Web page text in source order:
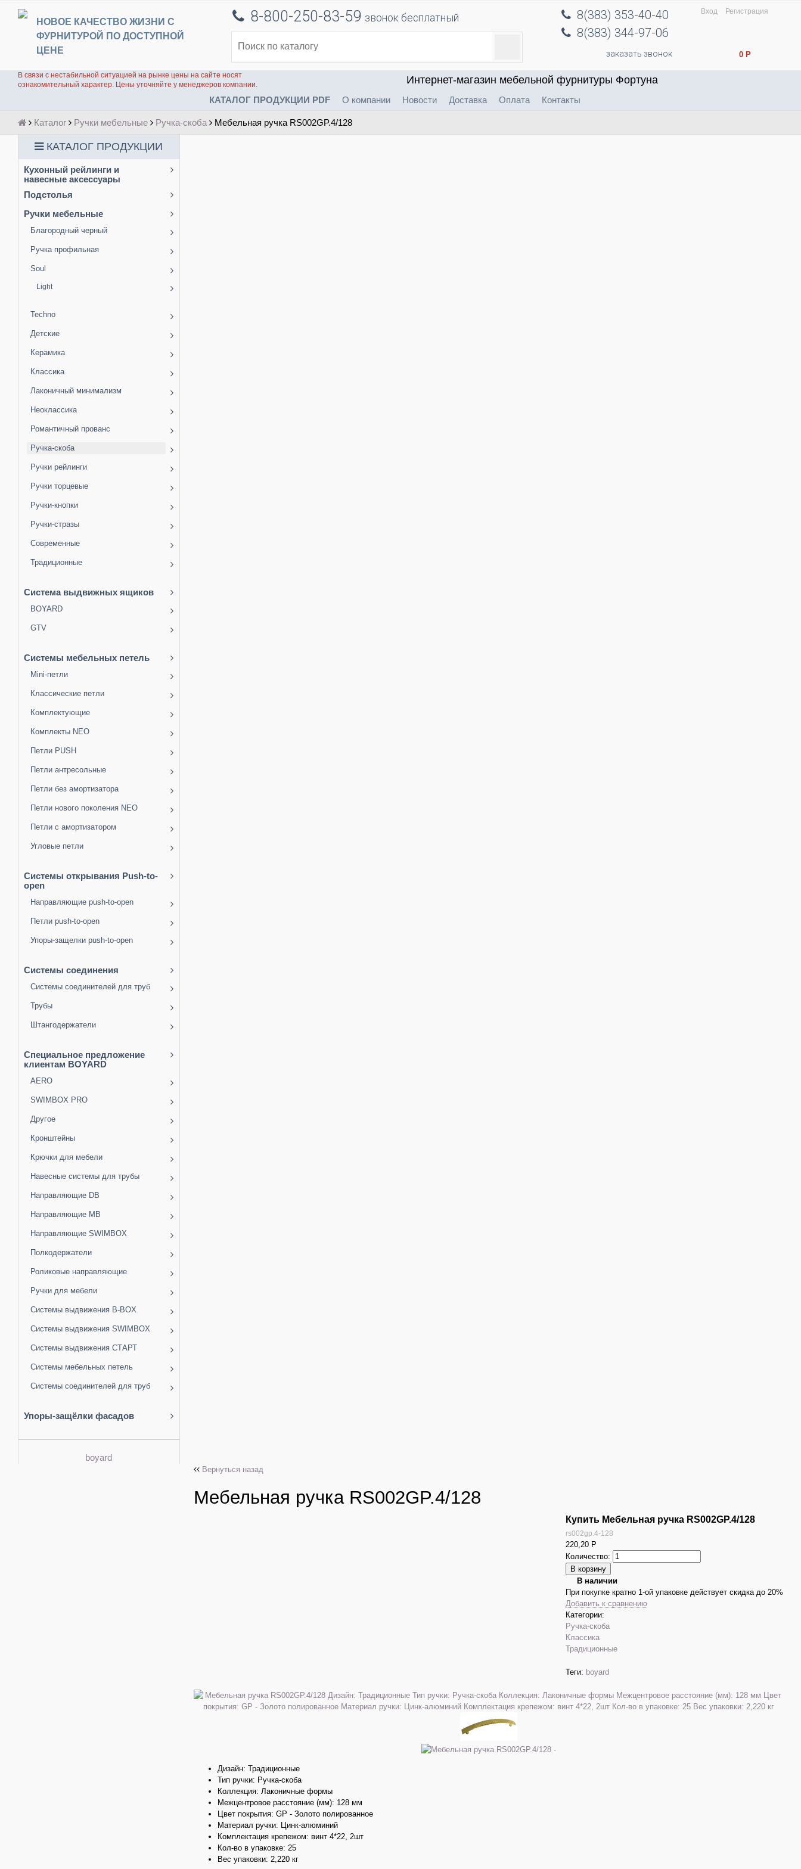
Вход Регистрация
НОВОЕ КАЧЕСТВО ЖИЗНИ С
ФУРНИТУРОЙ ПО ДОСТУПНОЙ
ЦЕНЕ
8-800-250-83-59 звонок бесплатный
8(383) 353-40-40
8(383) 344-97-06
заказать звонок 0 Р
В связи с нестабильной ситуацией на рынке цены на сайте носят
ознакомительный характер. Цены уточняйте у менеджеров компании.
Интернет-магазин мебельной фурнитуры Фортуна
КАТАЛОГ ПРОДУКЦИИ PDF О компании Новости Доставка Оплата Контакты
Каталог Ручки мебельные Ручка-скоба Мебельная ручка RS002GP.4/128
КАТАЛОГ ПРОДУКЦИИ
Кухонный рейлинги и
навесные аксессуары
Подстолья
Ручки мебельные
Благородный черный
Ручка профильная
Soul
Light
Techno
Детские
Керамика
Классика
Лаконичный минимализм
Неоклассика
Романтичный прованс
Ручка-скоба
Ручки рейлинги
Ручки торцевые
Ручки-кнопки
Ручки-стразы
Современные
Традиционные
Система выдвижных ящиков
BOYARD
GTV
Системы мебельных петель
Mini-петли
Классические петли
Комплектующие
Комплекты NEO
Петли PUSH
Петли антресольные
Петли без амортизатора
Петли нового поколения NEO
Петли с амортизатором
Угловые петли
Системы открывания Push-to-
open
Направляющие push-to-open
Петли push-to-open
Упоры-защелки push-to-open
Системы соединения
Системы соединителей для труб
Трубы
Штангодержатели
Специальное предложение
клиентам BOYARD
AERO
SWIMBOX PRO
Другое
Кронштейны
Крючки для мебели
Навесные системы для трубы
Направляющие DB
Направляющие MB
Направляющие SWIMBOX
Полкодержатели
Роликовые направляющие
Ручки для мебели
Системы выдвижения B-BOX
Системы выдвижения SWIMBOX
Системы выдвижения СТАРТ
Системы мебельных петель
Системы соединителей для труб
Упоры-защёлки фасадов
boyard
Вернуться назад
Мебельная ручка RS002GP.4/128
Купить Мебельная ручка RS002GP.4/128
rs002gp.4-128
220,20 Р
Количество:
В наличии
При покупке кратно 1-ой упаковке действует скидка до 20%
Добавить к сравнению
Категории:
Ручка-скоба
Классика
Традиционные
Теги: boyard
Дизайн: Традиционные
Тип ручки: Ручка-скоба
Коллекция: Лаконичные формы
Межцентровое расстояние (мм): 128 мм
Цвет покрытия: GP - Золото полированное
Материал ручки: Цинк-алюминий
Комплектация крепежом: винт 4*22, 2шт
Кол-во в упаковке: 25
Вес упаковки: 2,220 кг